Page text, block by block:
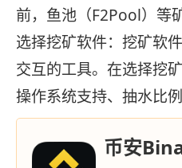
前，鱼池（F2Pool）等
选择挖矿软件：挖矿软
交互的工具。在选择挖
操作系统支持、抽水比
币安